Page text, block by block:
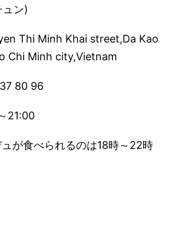
ン)
Thi Minh Khai street,Da Kao
Chi Minh city,Vietnam
80 96
21:00
が食べられるのは18時～22時